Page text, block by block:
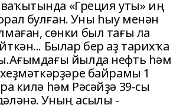
«Греция уты» иң
булған. Уны һыу менән
сөнки был тағы ла
Былар бер аҙ тарихҡа
йылда нефть һәм
хеҙмәткәрҙәре байрамы 1
килә һәм Рәсәйҙә 39-сы
Уның асылы -